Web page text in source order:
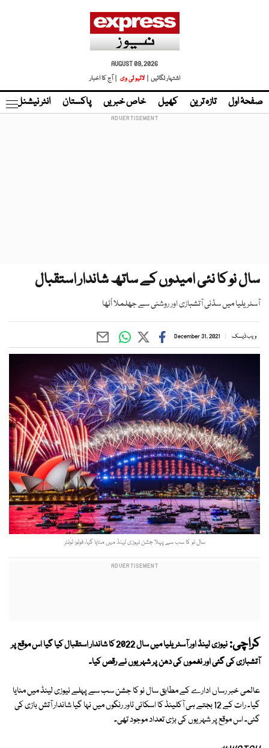
AUGUST 09, 2026
اشتہار لگائیں |
لائیو ٹی وی | آج کا اخبار
صفحۂ اول تازہ ترین کھیل خاص خبریں پاکستان انٹر نیشنل
سال نو کا نئی امیدوں کے ساتھ شاندار استقبال
آسٹریلیا میں سڈنی آتشبازی اور روشنی سے جھلملا اُٹھا
ویب ڈیسک December 31, 2021
سال نو کا سب سے پہلا جشن نیوزی لینڈ میں منایا گیا، فوٹو: ٹوئٹر
کراچی:
نیوزی لینڈ اور آسٹریلیا میں سال 2022 کا شاندار استقبال کیا گیا اس موقع پر
آتشبازی کی گئی اور نغموں کی دھن پر شہریوں نے رقص کیا۔
عالمی خبر رساں ادارے کے مطابق سال نو کا جشن سب سے پہلے نیوزی لینڈ میں منایا
گیا۔ رات کے 12 بجتے ہی آکلینڈ کا اسکائی ٹاور رنگوں میں نہا گیا شاندار آتش بازی کی
گئی۔ اس موقع پر شہریوں کی بڑی تعداد موجود تھی۔